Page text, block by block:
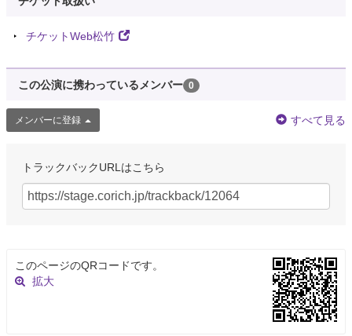
チケットWeb松竹
この公演に携わっているメンバー 0
メンバーに登録 すべて見る
トラックバックURLはこちら
このページのQRコードです。
拡大